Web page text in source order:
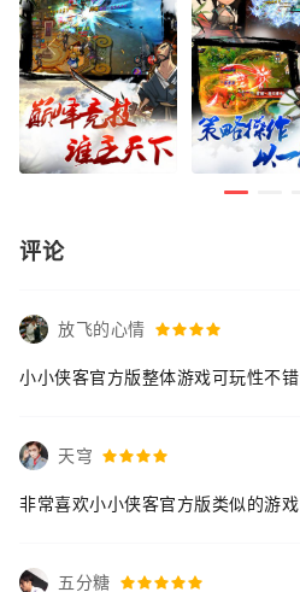
评论
放飞的心情
小小侠客官方版整体游戏可玩性不错
天穹
非常喜欢小小侠客官方版类似的游戏
五分糖